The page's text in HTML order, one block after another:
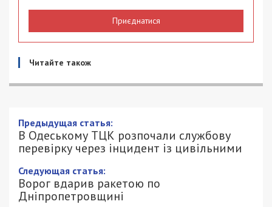
Приєднатися
Читайте також
Предыдущая статья:
В Одеському ТЦК розпочали службову
перевірку через інцидент із цивільними
Следующая статья:
Ворог вдарив ракетою по
Дніпропетровщині